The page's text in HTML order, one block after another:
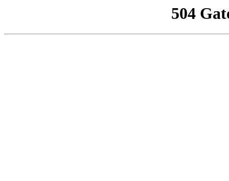
504